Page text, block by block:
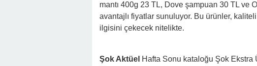
mantı 400g 23 TL, Dove şampuan 30 TL ve
avantajlı fiyatlar sunuluyor. Bu ürünler,
ilgisini çekecek nitelikte.
Şok Aktüel Hafta Sonu kataloğu Şok Ekstra